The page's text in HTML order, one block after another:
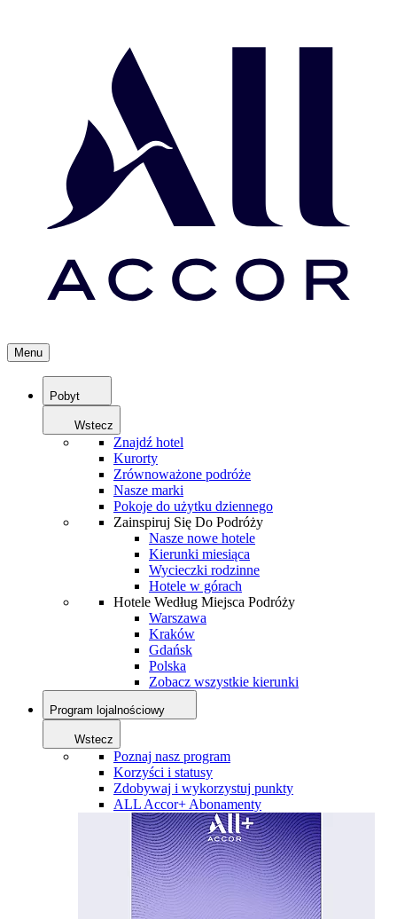
Menu
Pobyt
Wstecz
Znajdź hotel
Kurorty
Zrównoważone podróże
Nasze marki
Pokoje do użytku dziennego
Zainspiruj Się Do Podróży
Nasze nowe hotele
Kierunki miesiąca
Wycieczki rodzinne
Hotele w górach
Hotele Według Miejsca Podróży
Warszawa
Kraków
Gdańsk
Polska
Zobacz wszystkie kierunki
Program lojalnościowy
Wstecz
Poznaj nasz program
Korzyści i statusy
Zdobywaj i wykorzystuj punkty
ALL Accor+ Abonamenty